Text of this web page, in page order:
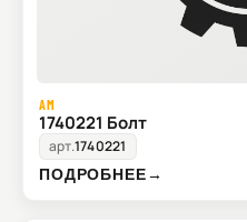
AM
1740221 Болт
арт.1740221
ПОДРОБНЕЕ→